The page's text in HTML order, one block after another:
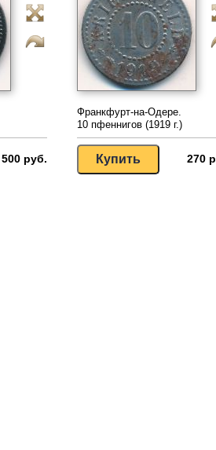
500 руб.
Франкфурт-на-Одере.
10 пфеннигов (1919 г.)
270